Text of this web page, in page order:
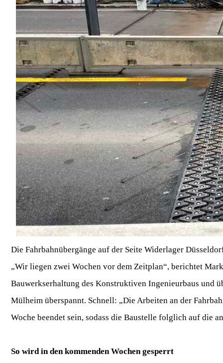
Die Fahrbahnübergänge auf der Seite Widerlager
„Wir liegen zwei Wochen vor dem Zeitplan“, berichtet
Bauwerkserhaltung des Konstruktiven Ingenieurbaus und
Mülheim überspannt. Schnell: „Die Arbeiten an der
Woche beendet sein, sodass die Baustelle folglich auf die
So wird in den kommenden Wochen gesperrt